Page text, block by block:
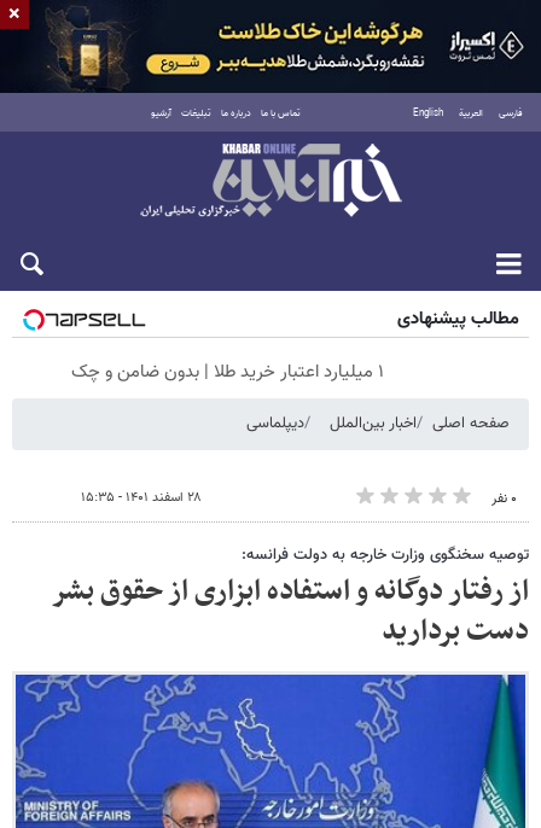
فارسی العربية English تماس با ما درباره ما تبلیغات آرشیو
جمعه ۱۶ مرداد ۱۴۰۵
مطالب پیشنهادی
۱ میلیارد اعتبار خرید طلا | بدون ضامن و چک
صفحه اصلی اخبار بین‌الملل دیپلماسی
۰ نفر ۲۸ اسفند ۱۴۰۱ - ۱۵:۳۵
توصیه سخنگوی وزارت خارجه به دولت فرانسه:
از رفتار دوگانه و استفاده ابزاری از حقوق بشر
دست بردارید
×